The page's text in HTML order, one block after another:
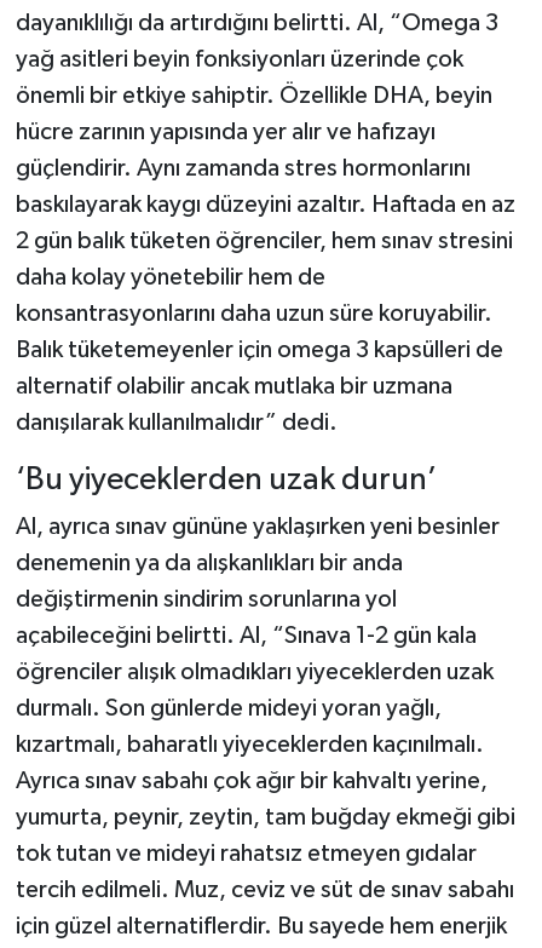
dayanıklılığı da artırdığını belirtti. Al, “Omega 3
yağ asitleri beyin fonksiyonları üzerinde çok
önemli bir etkiye sahiptir. Özellikle DHA, beyin
hücre zarının yapısında yer alır ve hafızayı
güçlendirir. Aynı zamanda stres hormonlarını
baskılayarak kaygı düzeyini azaltır. Haftada en az
2 gün balık tüketen öğrenciler, hem sınav stresini
daha kolay yönetebilir hem de
konsantrasyonlarını daha uzun süre koruyabilir.
Balık tüketemeyenler için omega 3 kapsülleri de
alternatif olabilir ancak mutlaka bir uzmana
danışılarak kullanılmalıdır” dedi.
‘Bu yiyeceklerden uzak durun’
Al, ayrıca sınav gününe yaklaşırken yeni besinler
denemenin ya da alışkanlıkları bir anda
değiştirmenin sindirim sorunlarına yol
açabileceğini belirtti. Al, “Sınava 1-2 gün kala
öğrenciler alışık olmadıkları yiyeceklerden uzak
durmalı. Son günlerde mideyi yoran yağlı,
kızartmalı, baharatlı yiyeceklerden kaçınılmalı.
Ayrıca sınav sabahı çok ağır bir kahvaltı yerine,
yumurta, peynir, zeytin, tam buğday ekmeği gibi
tok tutan ve mideyi rahatsız etmeyen gıdalar
tercih edilmeli. Muz, ceviz ve süt de sınav sabahı
için güzel alternatiflerdir. Bu sayede hem enerjik